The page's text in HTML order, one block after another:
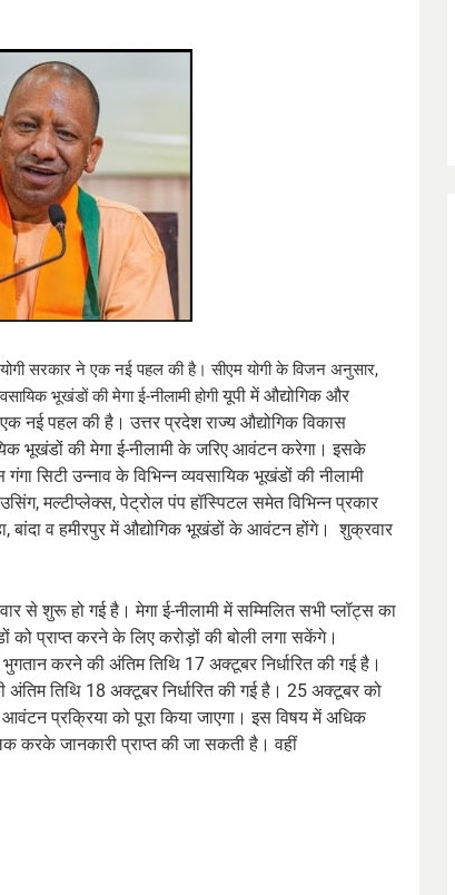
योगी सरकार ने एक नई पहल की है। सीएम योगी के विजन अनुसार,
भूखंडों की मेगा ई-नीलामी होगीयूपी में औद्योगिक और
एक नई पहल की है। उत्तर प्रदेश राज्य औद्योगिक विकास
भूखंडों की मेगा ई-नीलामी के जरिए आवंटन करेगा। इसके
गंगा सिटी उन्नाव के विभिन्न व्यवसायिक भूखंडों की नीलामी
मल्टीप्लेक्स, पेट्रोल पंप हॉस्पिटल समेत विभिन्न प्रकार
बांदा व हमीरपुर में औद्योगिक भूखंडों के आवंटन होंगे। शुक्रवार
से शुरू हो गई है। मेगा ई-नीलामी में सम्मिलित सभी प्लॉट्स का
को प्राप्त करने के लिए करोड़ों की बोली लगा सकेंगे।
करने की अंतिम तिथि 17 अक्टूबर निर्धारित की गई है।
तिथि 18 अक्टूबर निर्धारित की गई है। 25 अक्टूबर को
प्रक्रिया को पूरा किया जाएगा। इस विषय में अधिक
करके जानकारी प्राप्त की जा सकती है। वहीं